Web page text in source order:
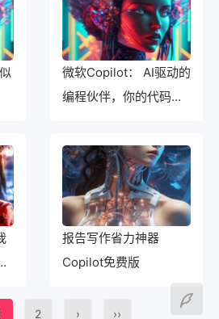
微软Copilot： AI驱动的
编程伙伴，你的代码好
报告写作省力神器
Copilot免费版
2 › ››